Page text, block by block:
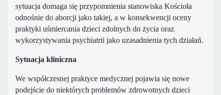
sytuacja domaga się przypomnienia stanowiska Kościoła
odnośnie do aborcji jako takiej, a w konsekwencji oceny
praktyki uśmiercania dzieci zdolnych do życia oraz
wykorzystywania psychiatrii jako uzasadnienia tych działań.
Sytuacja kliniczna
We współczesnej praktyce medycznej pojawia się nowe
podejście do niektórych problemów zdrowotnych dzieci